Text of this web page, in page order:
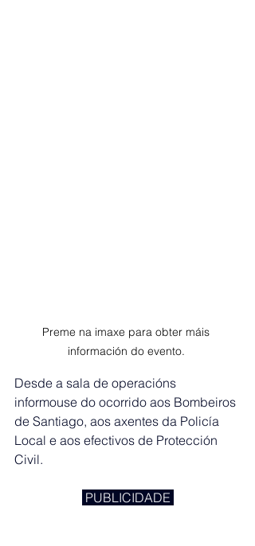
Preme na imaxe para obter máis
información do evento.
Desde a sala de operacións
informouse do ocorrido aos Bombeiros
de Santiago, aos axentes da Policía
Local e aos efectivos de Protección
Civil.
PUBLICIDADE